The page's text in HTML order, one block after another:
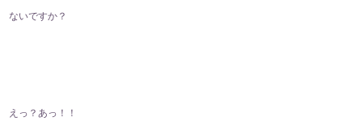
ないですか？
えっ？あっ！！